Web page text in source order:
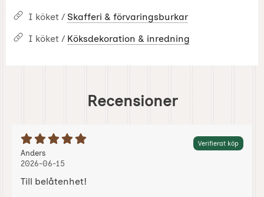
I köket / Skafferi & förvaringsburkar
I köket / Köksdekoration & inredning
Recensioner
Betyg: 5 Stjärnor av 5 Verifierat köp
Recension av:
Anders
2026-06-15
Till belåtenhet!